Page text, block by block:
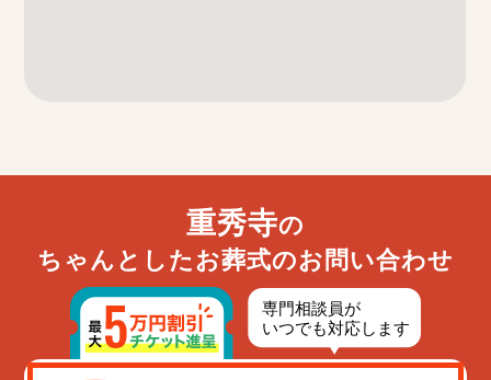
重秀寺の
ちゃんとしたお葬式のお問い合わせ